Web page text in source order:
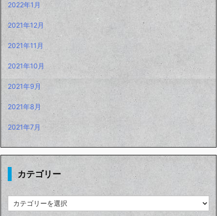
2022年1月
2021年12月
2021年11月
2021年10月
2021年9月
2021年8月
2021年7月
カテゴリー
テ